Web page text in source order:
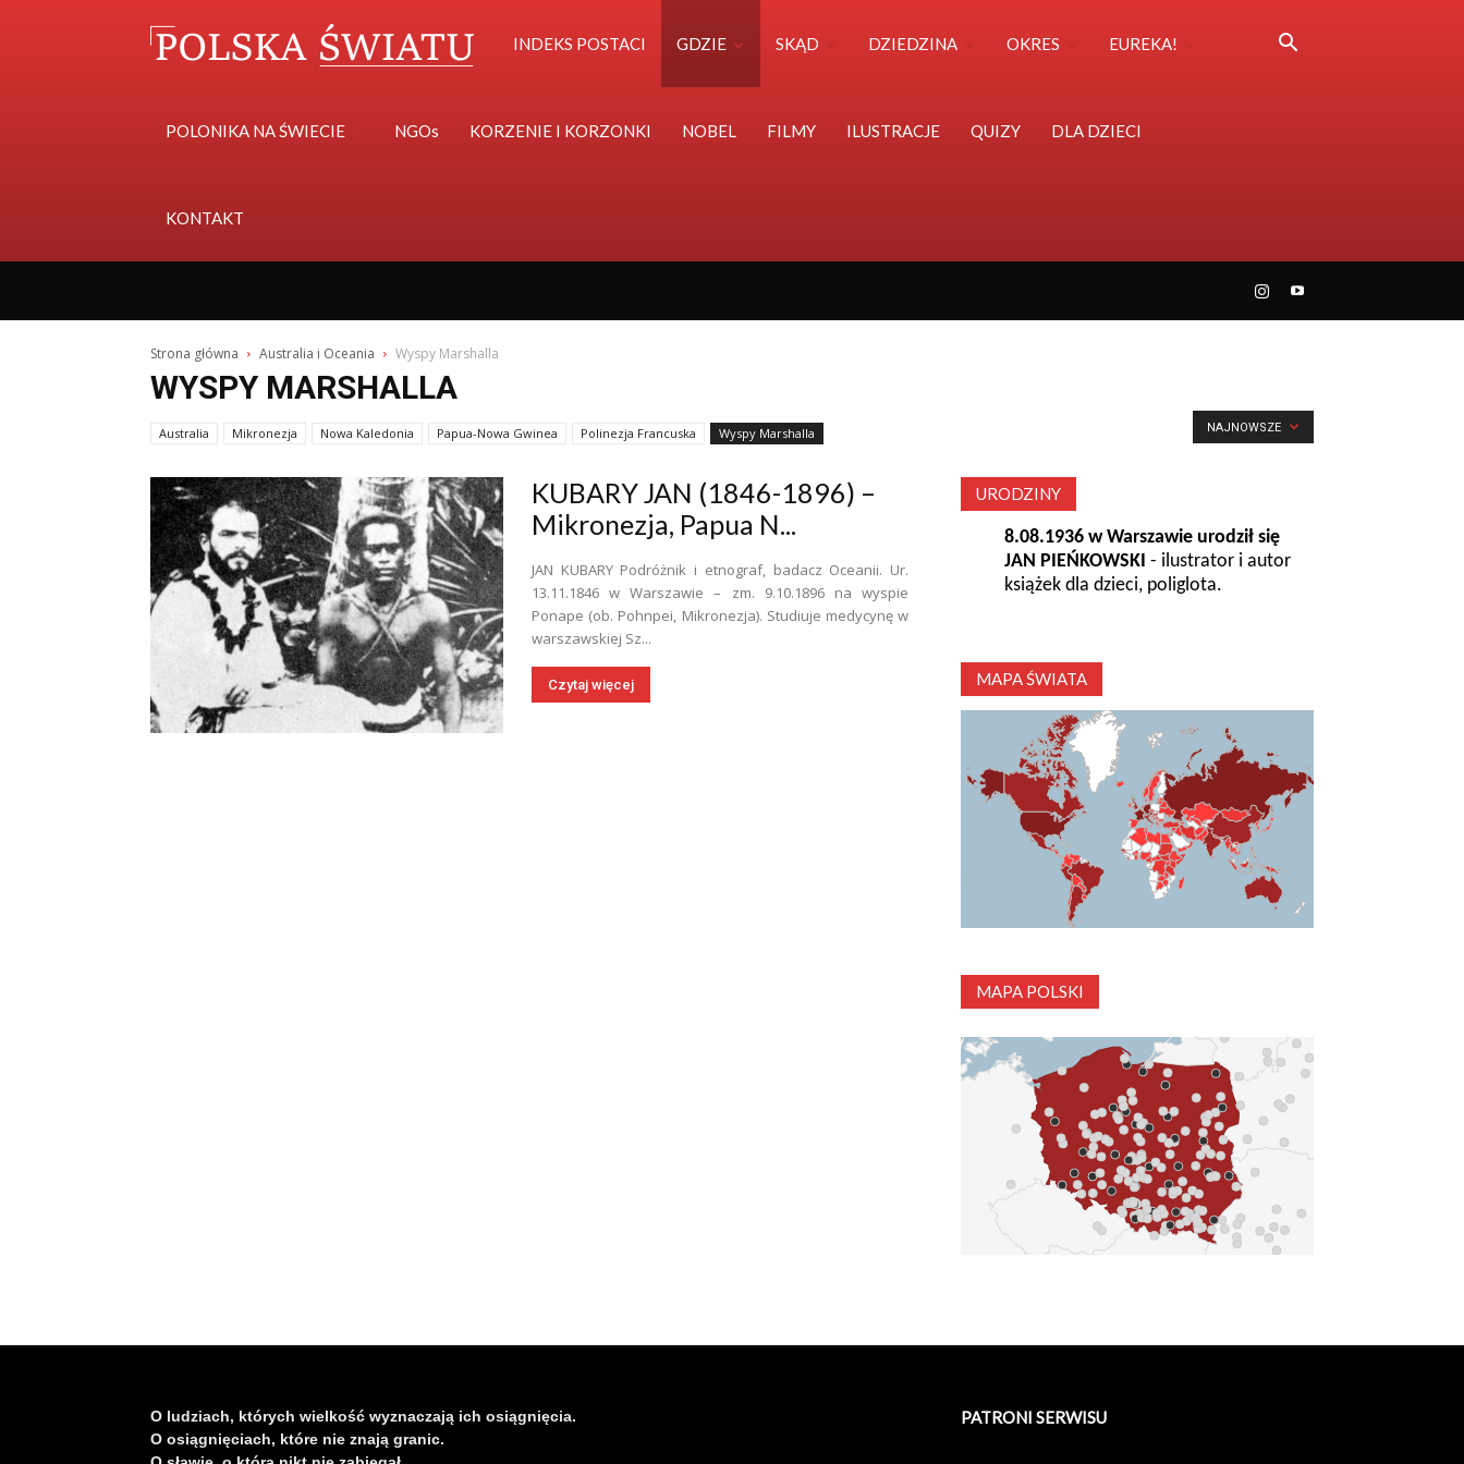
Polska
Światu
INDEKS POSTACI GDZIE SKĄD DZIEDZINA OKRES EUREKA!
POLONIKA NA ŚWIECIE NGOs KORZENIE I KORZONKI NOBEL FILMY ILUSTRACJE QUIZY DLA DZIECI
KONTAKT
Strona główna Australia i Oceania Wyspy Marshalla
WYSPY MARSHALLA
Australia Mikronezja Nowa Kaledonia Papua-Nowa Gwinea Polinezja Francuska Wyspy Marshalla NAJNOWSZE
KUBARY JAN (1846-1896) –
Mikronezja, Papua N...
JAN KUBARY Podróżnik i etnograf, badacz Oceanii. Ur.
13.11.1846 w Warszawie – zm. 9.10.1896 na wyspie
Ponape (ob. Pohnpei, Mikronezja). Studiuje medycynę w
warszawskiej Sz...
Czytaj więcej
URODZINY
8.08.1936 w Warszawie urodził się
JAN PIEŃKOWSKI - ilustrator i autor
książek dla dzieci, poliglota.
MAPA ŚWIATA
MAPA POLSKI
O ludziach, których wielkość wyznaczają ich osiągnięcia.
O osiągnięciach, które nie znają granic.
PATRONI SERWISU